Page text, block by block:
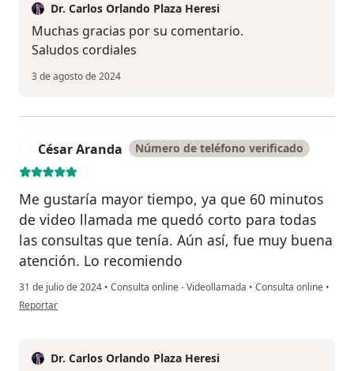
Dr. Carlos Orlando Plaza Heresi
Muchas gracias por su comentario.
Saludos cordiales
3 de agosto de 2024
César Aranda Número de teléfono verificado
Me gustaría mayor tiempo, ya que 60 minutos
de video llamada me quedó corto para todas
las consultas que tenía. Aún así, fue muy buena
atención. Lo recomiendo
31 de julio de 2024 • Consulta online - Videollamada • Consulta online •
en opinión del usuario César Aranda
Reportar
Dr. Carlos Orlando Plaza Heresi